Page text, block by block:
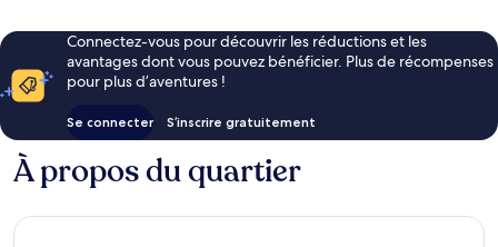
Connectez-vous pour découvrir les réductions et les
avantages dont vous pouvez bénéficier. Plus de récompenses
pour plus d’aventures !
Se connecter S’inscrire gratuitement
À propos du quartier